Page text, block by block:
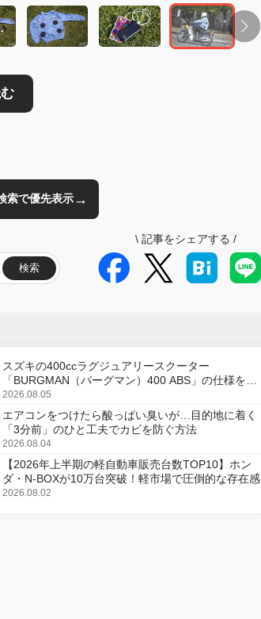
索で優先表示→
検索
\ 記事をシェアする /
スズキの400ccラグジュアリースクーター
「BURGMAN（バーグマン）400 ABS」の仕様を変
更し、8月18日に発売
2026.08.05
エアコンをつけたら酸っぱい臭いが…目的地に着く
「3分前」のひと工夫でカビを防ぐ方法
2026.08.04
【2026年上半期の軽自動車販売台数TOP10】ホン
ダ・N-BOXが10万台突破！軽市場で圧倒的な存在感
2026.08.02